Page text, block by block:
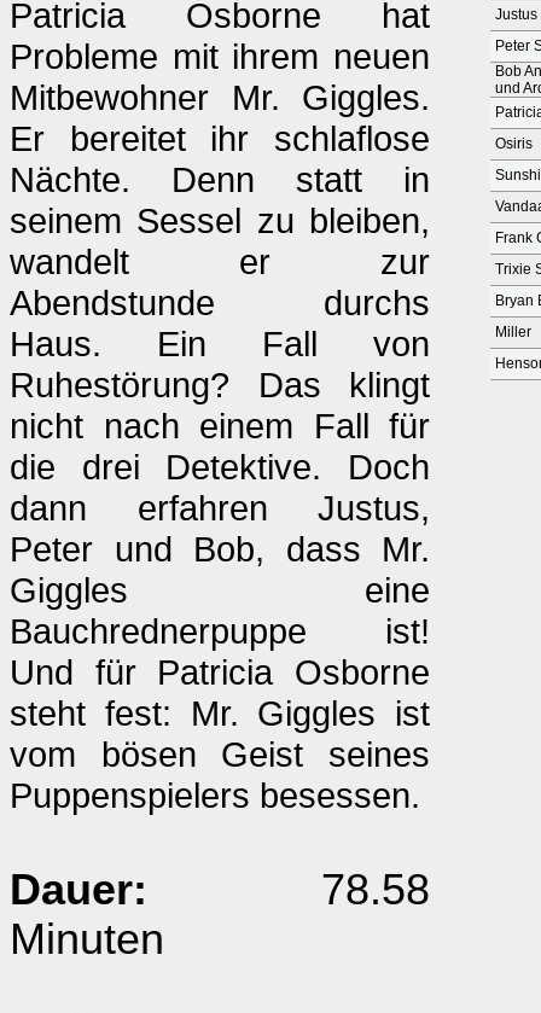
Patricia Osborne hat
Probleme mit ihrem neuen
Mitbewohner Mr. Giggles.
Er bereitet ihr schlaflose
Nächte. Denn statt in
seinem Sessel zu bleiben,
wandelt er zur
Abendstunde durchs
Haus. Ein Fall von
Ruhestörung? Das klingt
nicht nach einem Fall für
die drei Detektive. Doch
dann erfahren Justus,
Peter und Bob, dass Mr.
Giggles eine
Bauchrednerpuppe ist!
Und für Patricia Osborne
steht fest: Mr. Giggles ist
vom bösen Geist seines
Puppenspielers besessen.
Dauer: 78.58
Minuten
Justus
Peter
Bob
und
Osiris
Frank
Trixie
Bryan
Miller